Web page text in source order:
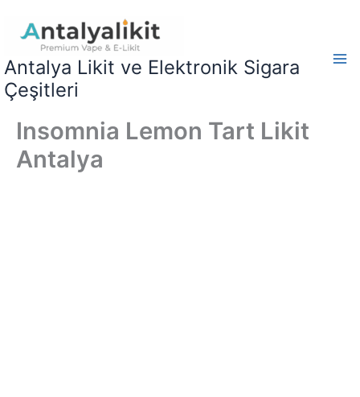
Antalya Likit ve Elektronik Sigara
Çeşitleri
Insomnia Lemon Tart Likit
Antalya